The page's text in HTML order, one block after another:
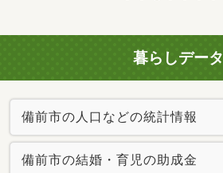
暮らしデータ
備前市の人口などの統計情報
備前市の結婚・育児の助成金